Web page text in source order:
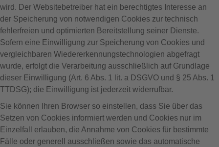
wird. Der Websitebetreiber hat ein berechtigtes Interesse an
der Speicherung von notwendigen Cookies zur technisch
fehlerfreien und optimierten Bereitstellung seiner Dienste.
Sofern eine Einwilligung zur Speicherung von Cookies und
vergleichbaren Wiedererkennungstechnologien abgefragt
wurde, erfolgt die Verarbeitung ausschließlich auf Grundlage
dieser Einwilligung (Art. 6 Abs. 1 lit. a DSGVO und § 25 Abs. 1
TTDSG); die Einwilligung ist jederzeit widerrufbar.
Sie können Ihren Browser so einstellen, dass Sie über das
Setzen von Cookies informiert werden und Cookies nur im
Einzelfall erlauben, die Annahme von Cookies für bestimmte
Fälle oder generell ausschließen sowie das automatische